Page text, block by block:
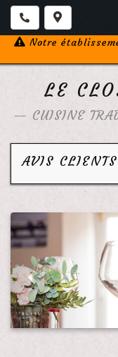
Notre
LE
— CUISINE
AVIS CLIENTS